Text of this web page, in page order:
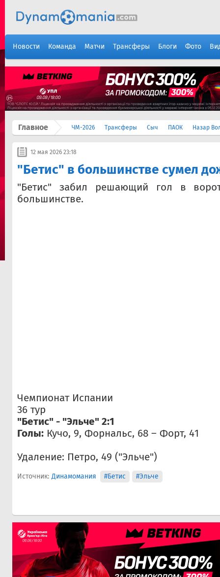
Новости Команда Матчи Трансферы Блоги Фото
Главное ЧМ-2026 Трансферы Сыч ПАОК Назар
12 мая 2026 23:18
"Бетис" в большинстве сумел
"Бетис" забил решающий гол в
большинстве.
Чемпионат Испании
36 тур
"Бетис" - "Эльче" 2:1
Голы: Кучо, 9, Форнальс, 68 – Форт, 41
Удаление: Петро, 49 ("Эльче")
Источник: Динамомания #Бетис #Эльче